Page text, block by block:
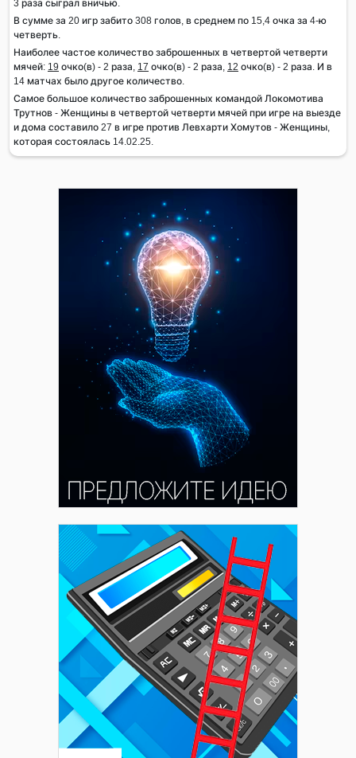
3 раза сыграл вничью.
В сумме за 20 игр забито 308 голов, в среднем по 15,4 очка за 4-ю
четверть.
Наиболее частое количество заброшенных в четвертой четверти
мячей: 19 очко(в) - 2 раза, 17 очко(в) - 2 раза, 12 очко(в) - 2 раза. И в
14 матчах было другое количество.
Самое большое количество заброшенных командой Локомотива
Трутнов - Женщины в четвертой четверти мячей при игре на выезде
и дома составило 27 в игре против Левхарти Хомутов - Женщины,
которая состоялась 14.02.25.